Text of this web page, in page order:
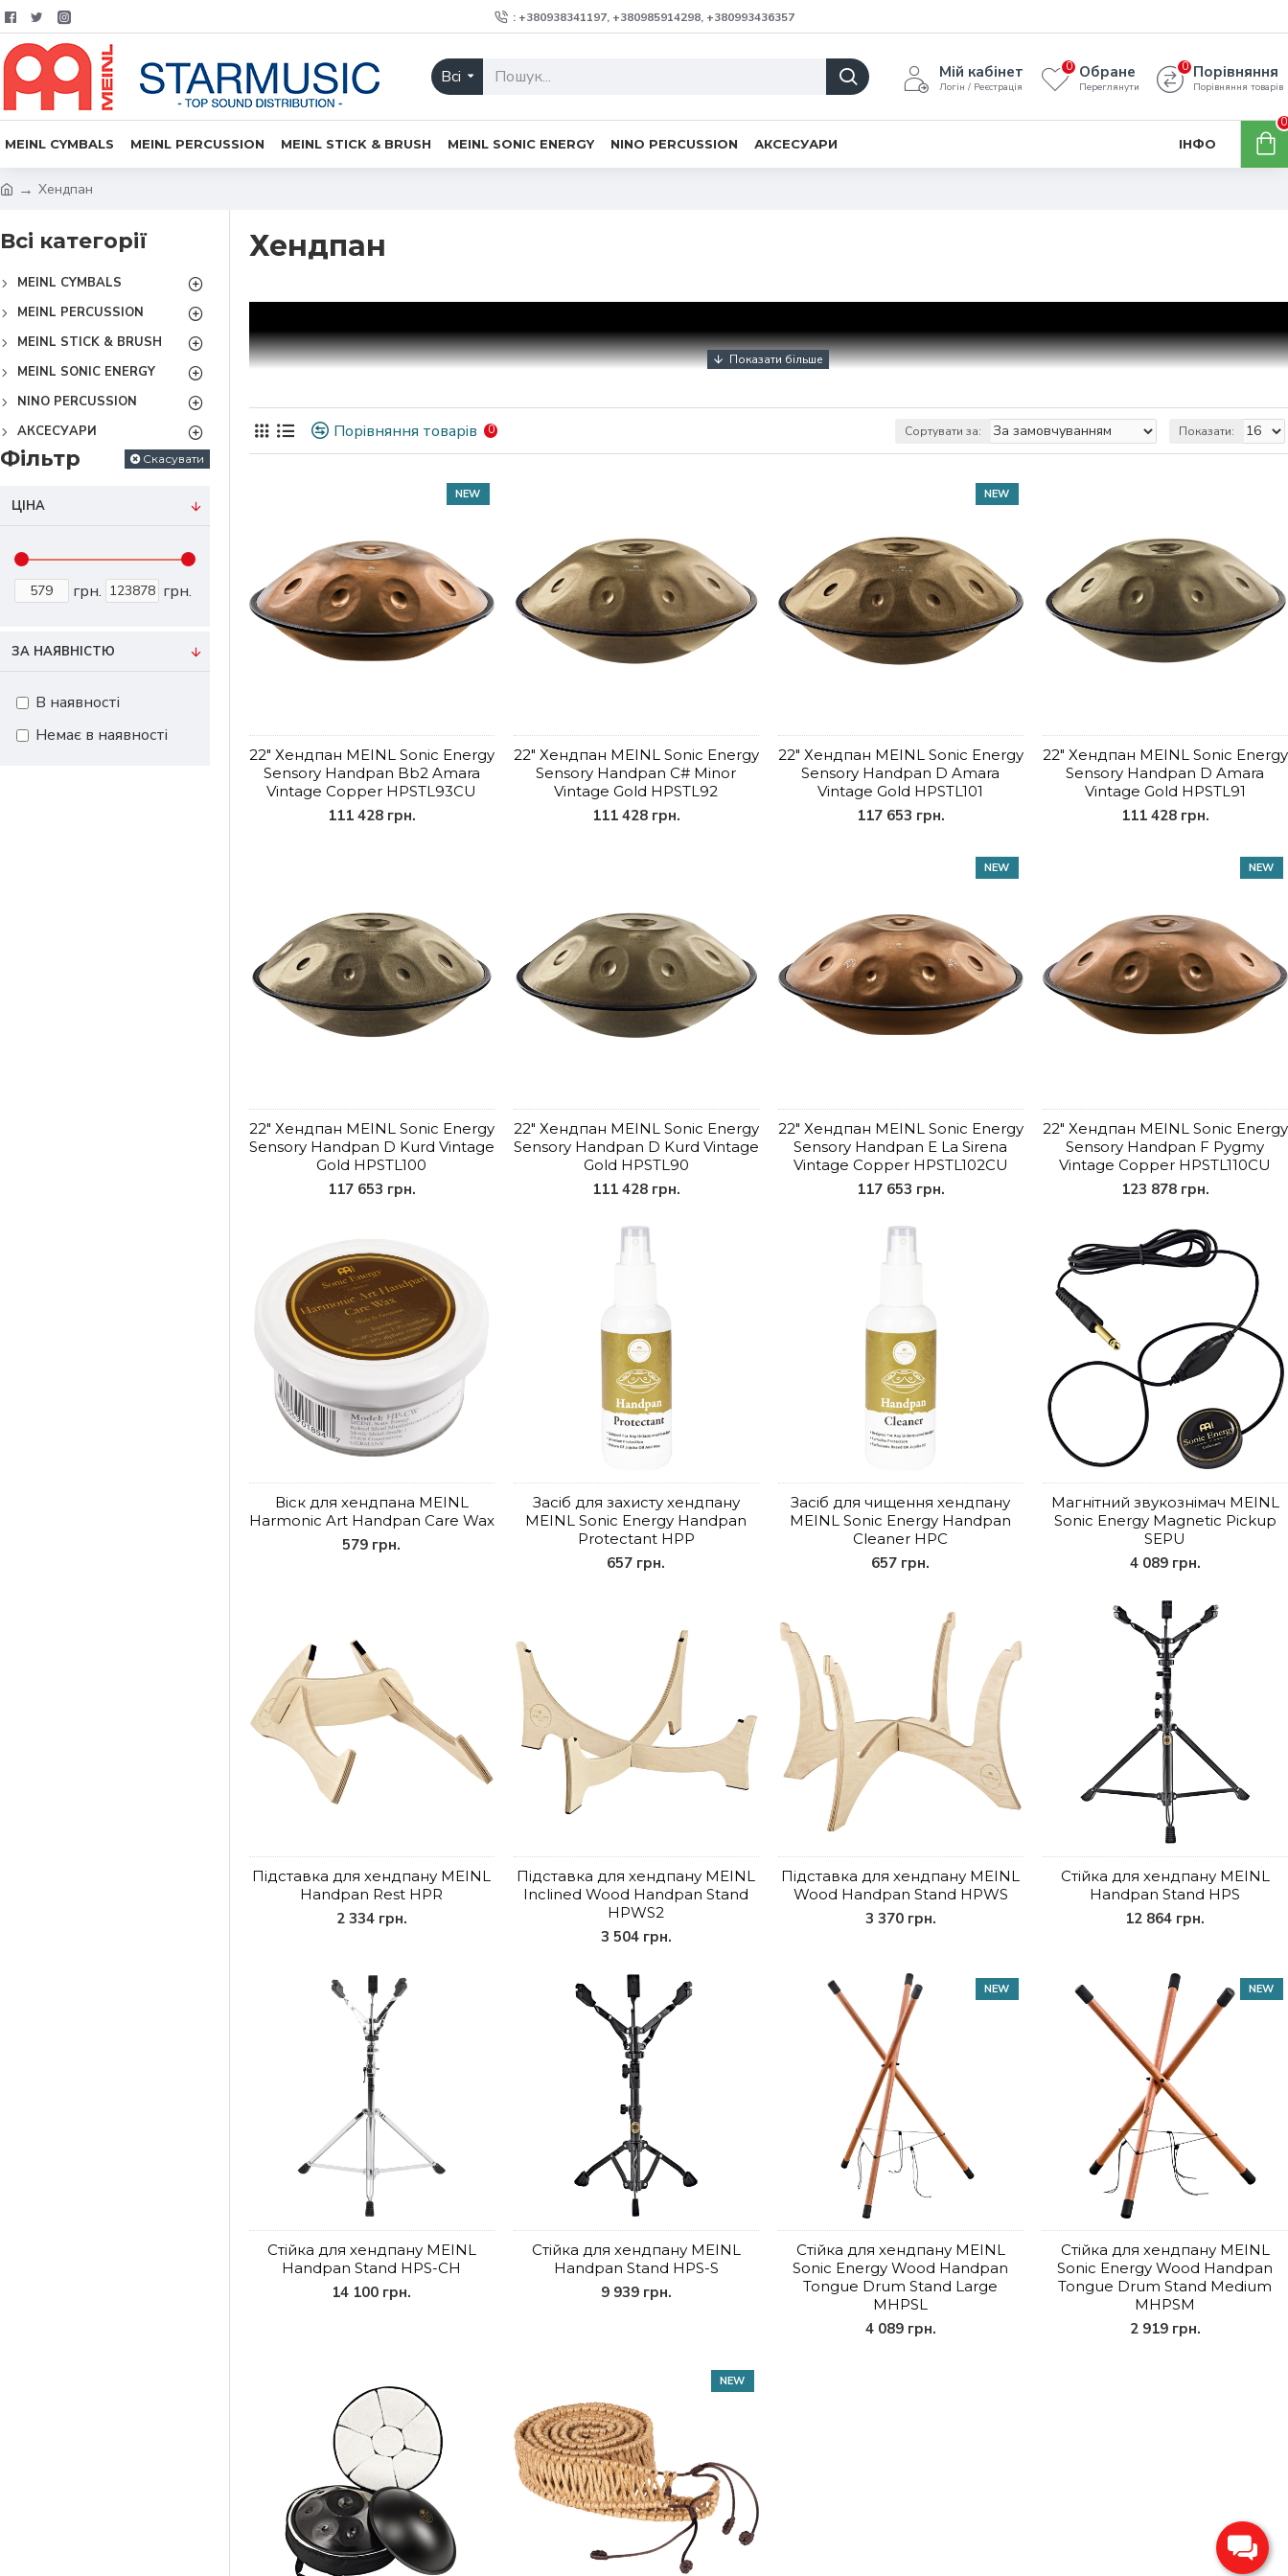
: +380938341197, +380985914298, +380993436357
Всі Мій кабінет
Логін / Реєстрація
Обране
Переглянути
0 Порівняння
Порівняння товарів
0
MEINL CYMBALS MEINL PERCUSSION MEINL STICK & BRUSH MEINL SONIC ENERGY NINO PERCUSSION АКСЕСУАРИ ІНФО
0
Хендпан
Всі категорії
MEINL CYMBALS
MEINL PERCUSSION
MEINL STICK & BRUSH
MEINL SONIC ENERGY
NINO PERCUSSION
АКСЕСУАРИ
Фільтр Скасувати
ЦІНА
грн. грн.
ЗА НАЯВНІСТЮ
В наявності
Немає в наявності
Хендпан
Порівняння товарів 0 Сортувати за: Показати:
NEW
22" Хендпан MEINL Sonic Energy
Sensory Handpan Bb2 Amara
Vintage Copper HPSTL93CU
111 428 грн.
22" Хендпан MEINL Sonic Energy
Sensory Handpan C# Minor
Vintage Gold HPSTL92
111 428 грн.
NEW
22" Хендпан MEINL Sonic Energy
Sensory Handpan D Amara
Vintage Gold HPSTL101
117 653 грн.
22" Хендпан MEINL Sonic Energy
Sensory Handpan D Amara
Vintage Gold HPSTL91
111 428 грн.
22" Хендпан MEINL Sonic Energy
Sensory Handpan D Kurd Vintage
Gold HPSTL100
117 653 грн.
22" Хендпан MEINL Sonic Energy
Sensory Handpan D Kurd Vintage
Gold HPSTL90
111 428 грн.
NEW
22" Хендпан MEINL Sonic Energy
Sensory Handpan E La Sirena
Vintage Copper HPSTL102CU
117 653 грн.
NEW
22" Хендпан MEINL Sonic Energy
Sensory Handpan F Pygmy
Vintage Copper HPSTL110CU
123 878 грн.
Віск для хендпана MEINL
Harmonic Art Handpan Care Wax
579 грн.
Засіб для захисту хендпану
MEINL Sonic Energy Handpan
Protectant HPP
657 грн.
Засіб для чищення хендпану
MEINL Sonic Energy Handpan
Cleaner HPC
657 грн.
Магнітний звукознімач MEINL
Sonic Energy Magnetic Pickup
SEPU
4 089 грн.
Підставка для хендпану MEINL
Handpan Rest HPR
2 334 грн.
Підставка для хендпану MEINL
Inclined Wood Handpan Stand
HPWS2
3 504 грн.
Підставка для хендпану MEINL
Wood Handpan Stand HPWS
3 370 грн.
Стійка для хендпану MEINL
Handpan Stand HPS
12 864 грн.
Стійка для хендпану MEINL
Handpan Stand HPS-CH
14 100 грн.
Стійка для хендпану MEINL
Handpan Stand HPS-S
9 939 грн.
NEW
Стійка для хендпану MEINL
Sonic Energy Wood Handpan
Tongue Drum Stand Large
MHPSL
4 089 грн.
NEW
Стійка для хендпану MEINL
Sonic Energy Wood Handpan
Tongue Drum Stand Medium
MHPSM
2 919 грн.
NEW